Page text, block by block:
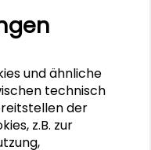
von morgen
und ähnliche
technisch
der
z.B. zur